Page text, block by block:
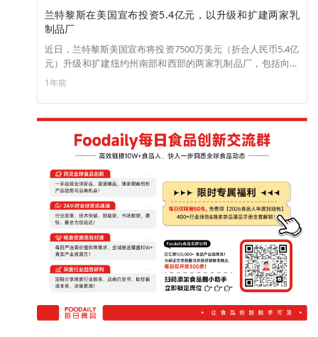
兰特黎斯在美国宣布投资5.4亿元，以升级和扩建两家乳
制品厂
近日，兰特黎斯美国宣布将投资7500万美元（折合人民币5.4亿
元）升级和扩建纽约州南部和西部的两家乳制品厂，包括向其
位于特拉华县沃尔顿的工厂投资1500万美元，用于实现奶酪和
酸奶油的自动化生产和产能提升；向布法罗工厂投资6000万美
元进行扩建，包括升级仓储、运输带、码垛机等。（来源：
FOODBEV）
1年前